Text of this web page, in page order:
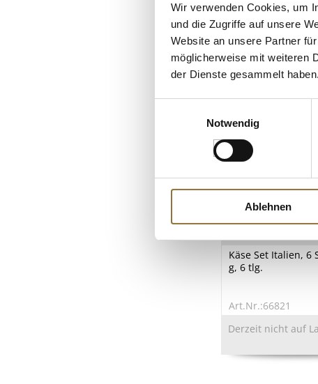
Wir verwenden Cookies, um
und die Zugriffe auf unsere
Website an unsere Partner
möglicherweise mit weiteren
der Dienste gesammelt haben.
Notwendig
Ablehnen
€ 58,60*/ Liter
Käse Set Italien, 6
g, 6 tlg.
Art.Nr.:66821
Derzeit nicht auf